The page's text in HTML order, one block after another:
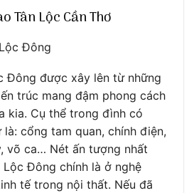
Tân Lộc Cần Thơ
Đông
Đông được xây lên từ những
trúc mang đậm phong cách
kia. Cụ thể trong đình có
là: cổng tam quan, chính điện,
võ ca… Nét ấn tượng nhất
Lộc Đông chính là ở nghệ
tế trong nội thất. Nếu đã